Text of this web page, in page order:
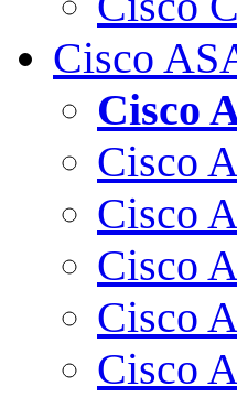
Cisco
Cisco
Cisco
Cisco
Cisco
Cisco
Cisco